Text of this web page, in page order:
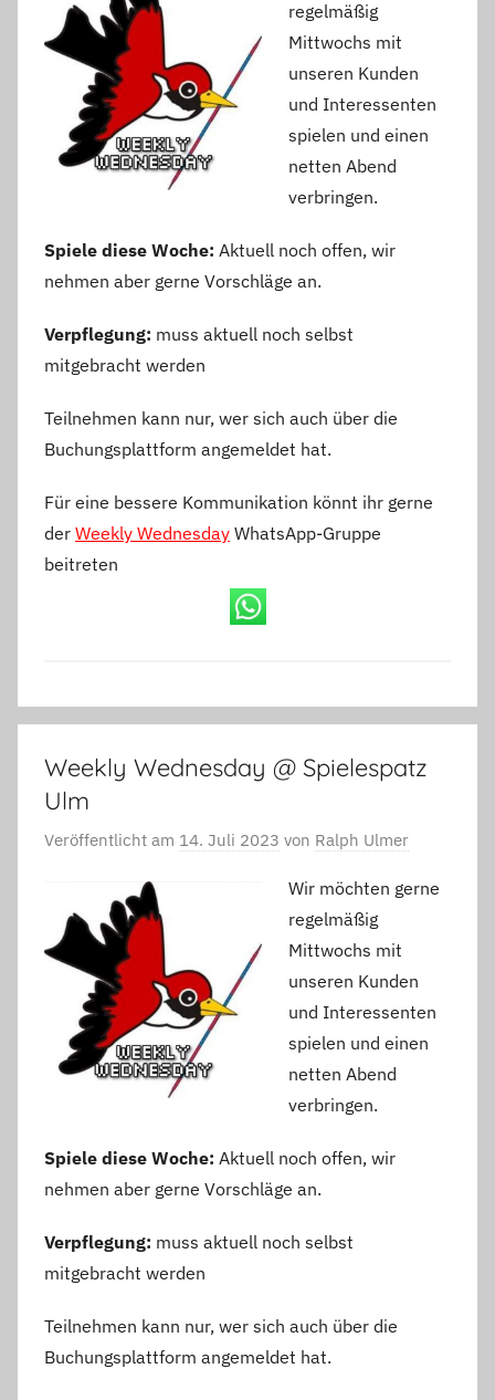
regelmäßig
Mittwochs mit
unseren Kunden
und Interessenten
spielen und einen
netten Abend
verbringen.
Spiele diese Woche: Aktuell noch offen, wir
nehmen aber gerne Vorschläge an.
Verpflegung: muss aktuell noch selbst
mitgebracht werden
Teilnehmen kann nur, wer sich auch über die
Buchungsplattform angemeldet hat.
Für eine bessere Kommunikation könnt ihr gerne
der Weekly Wednesday WhatsApp-Gruppe
beitreten
Weekly Wednesday @ Spielespatz
Ulm
Veröffentlicht am 14. Juli 2023 von Ralph Ulmer
Wir möchten gerne
regelmäßig
Mittwochs mit
unseren Kunden
und Interessenten
spielen und einen
netten Abend
verbringen.
Spiele diese Woche: Aktuell noch offen, wir
nehmen aber gerne Vorschläge an.
Verpflegung: muss aktuell noch selbst
mitgebracht werden
Teilnehmen kann nur, wer sich auch über die
Buchungsplattform angemeldet hat.